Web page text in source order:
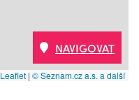
Leaflet | © Seznam.cz a.s. a další
NAVIGOVAT